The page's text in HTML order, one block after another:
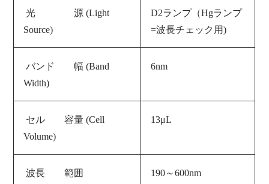
光 源 (Light
Source)
D2ランプ（Hgランプ
=波長チェック用)
バンド 幅 (Band
Width)
6nm
セル 容量 (Cell
Volume)
13μL
波長 範囲
190～600nm